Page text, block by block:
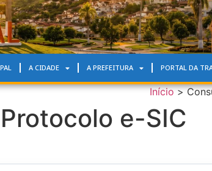
A CIDADE A PREFEITURA PORTAL DA
Início >
e-SIC